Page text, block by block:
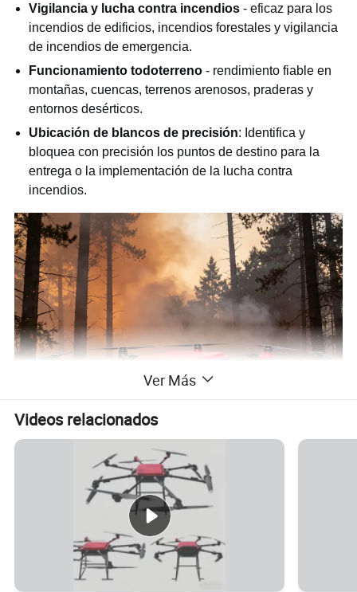
Vigilancia y lucha contra incendios - eficaz para los
incendios de edificios, incendios forestales y vigilancia
de incendios de emergencia.
Funcionamiento todoterreno - rendimiento fiable en
montañas, cuencas, terrenos arenosos, praderas y
entornos desérticos.
Ubicación de blancos de precisión: Identifica y
bloquea con precisión los puntos de destino para la
entrega o la implementación de la lucha contra
incendios.
Ver Más
Videos relacionados